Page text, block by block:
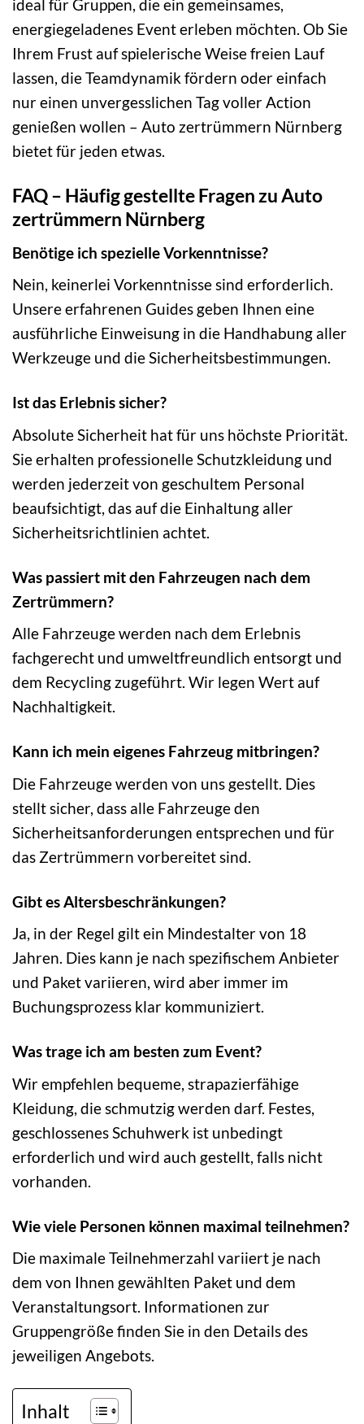
ideal für Gruppen, die ein gemeinsames,
energiegeladenes Event erleben möchten. Ob Sie
Ihrem Frust auf spielerische Weise freien Lauf
lassen, die Teamdynamik fördern oder einfach
nur einen unvergesslichen Tag voller Action
genießen wollen – Auto zertrümmern Nürnberg
bietet für jeden etwas.
FAQ – Häufig gestellte Fragen zu Auto
zertrümmern Nürnberg
Benötige ich spezielle Vorkenntnisse?
Nein, keinerlei Vorkenntnisse sind erforderlich.
Unsere erfahrenen Guides geben Ihnen eine
ausführliche Einweisung in die Handhabung aller
Werkzeuge und die Sicherheitsbestimmungen.
Ist das Erlebnis sicher?
Absolute Sicherheit hat für uns höchste Priorität.
Sie erhalten professionelle Schutzkleidung und
werden jederzeit von geschultem Personal
beaufsichtigt, das auf die Einhaltung aller
Sicherheitsrichtlinien achtet.
Was passiert mit den Fahrzeugen nach dem
Zertrümmern?
Alle Fahrzeuge werden nach dem Erlebnis
fachgerecht und umweltfreundlich entsorgt und
dem Recycling zugeführt. Wir legen Wert auf
Nachhaltigkeit.
Kann ich mein eigenes Fahrzeug mitbringen?
Die Fahrzeuge werden von uns gestellt. Dies
stellt sicher, dass alle Fahrzeuge den
Sicherheitsanforderungen entsprechen und für
das Zertrümmern vorbereitet sind.
Gibt es Altersbeschränkungen?
Ja, in der Regel gilt ein Mindestalter von 18
Jahren. Dies kann je nach spezifischem Anbieter
und Paket variieren, wird aber immer im
Buchungsprozess klar kommuniziert.
Was trage ich am besten zum Event?
Wir empfehlen bequeme, strapazierfähige
Kleidung, die schmutzig werden darf. Festes,
geschlossenes Schuhwerk ist unbedingt
erforderlich und wird auch gestellt, falls nicht
vorhanden.
Wie viele Personen können maximal teilnehmen?
Die maximale Teilnehmerzahl variiert je nach
dem von Ihnen gewählten Paket und dem
Veranstaltungsort. Informationen zur
Gruppengröße finden Sie in den Details des
jeweiligen Angebots.
Inhalt